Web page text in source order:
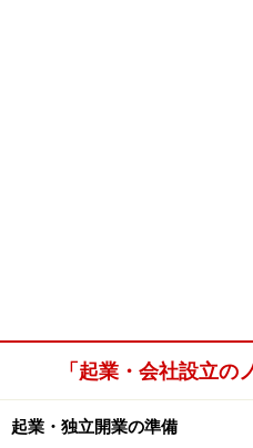
「起業・会社設立の
起業・独立開業の準備